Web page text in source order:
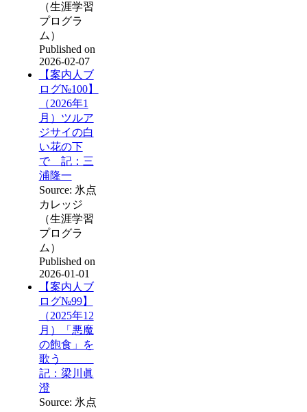
（生涯学習
プログラ
ム）
Published on
2026-02-07
【案内人ブ
ログ№100】
（2026年1
月）ツルア
ジサイの白
い花の下
で 記：三
浦隆一
Source: 氷点
カレッジ
（生涯学習
プログラ
ム）
Published on
2026-01-01
【案内人ブ
ログ№99】
（2025年12
月）「悪魔
の飽食」を
歌う
記：梁川眞
澄
Source: 氷点